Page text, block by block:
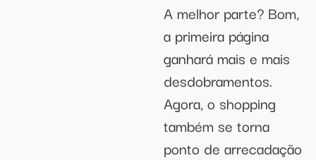
A melhor parte? Bom,
a primeira página
ganhará mais e mais
desdobramentos.
Agora, o shopping
também se torna
ponto de arrecadação